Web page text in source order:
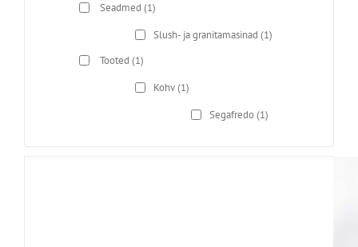
Seadmed (1)
Slush- ja granitamasinad (1)
Tooted (1)
Kohv(1)
Segafredo(1)